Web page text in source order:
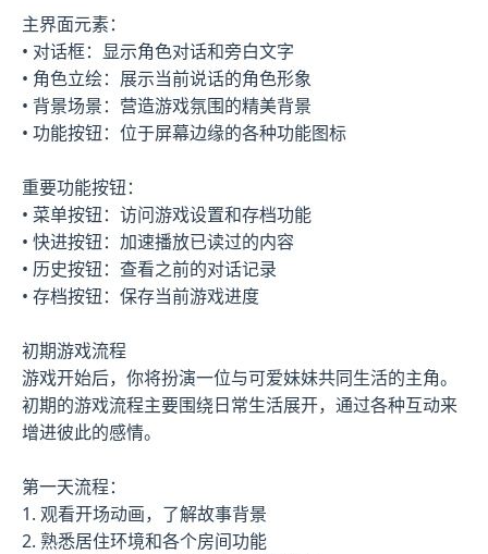
主界面元素：
• 对话框：显示角色对话和旁白文字
• 角色立绘：展示当前说话的角色形象
• 背景场景：营造游戏氛围的精美背景
• 功能按钮：位于屏幕边缘的各种功能图标
重要功能按钮：
• 菜单按钮：访问游戏设置和存档功能
• 快进按钮：加速播放已读过的内容
• 历史按钮：查看之前的对话记录
• 存档按钮：保存当前游戏进度
初期游戏流程
游戏开始后，你将扮演一位与可爱妹妹共同生活的主角。
初期的游戏流程主要围绕日常生活展开，通过各种互动来
增进彼此的感情。
第一天流程：
1. 观看开场动画，了解故事背景
2. 熟悉居住环境和各个房间功能